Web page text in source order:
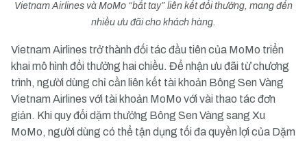
Vietnam Airlines và MoMo “bắt tay” liên kết đổi thưởng, mang đến
nhiều ưu đãi cho khách hàng.
Vietnam Airlines trở thành đối tác đầu tiên của MoMo triển
khai mô hình đổi thưởng hai chiều. Để nhận ưu đãi từ chương
trình, người dùng chỉ cần liên kết tài khoản Bông Sen Vàng
Vietnam Airlines với tài khoản MoMo với vài thao tác đơn
giản. Khi quy đổi dặm thưởng Bông Sen Vàng sang Xu
MoMo, người dùng có thể tận dụng tối đa quyền lợi của Dặm